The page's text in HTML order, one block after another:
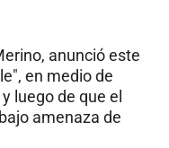
anunció este
en medio de
luego de que el
amenaza de